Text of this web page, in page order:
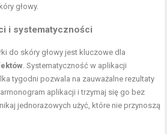
głowy.
i systematyczności
do skóry głowy jest kluczowe dla
. Systematyczność w aplikacji
tygodni pozwala na zauważalne rezultaty
aplikacji i trzymaj się go bez
jednorazowych użyć, które nie przynoszą